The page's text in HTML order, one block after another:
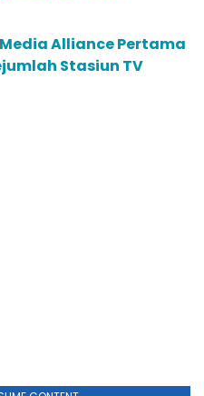
Alliance Pertama
Stasiun TV